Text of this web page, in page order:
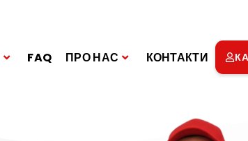
FAQ ПРО НАС КОНТАКТИ